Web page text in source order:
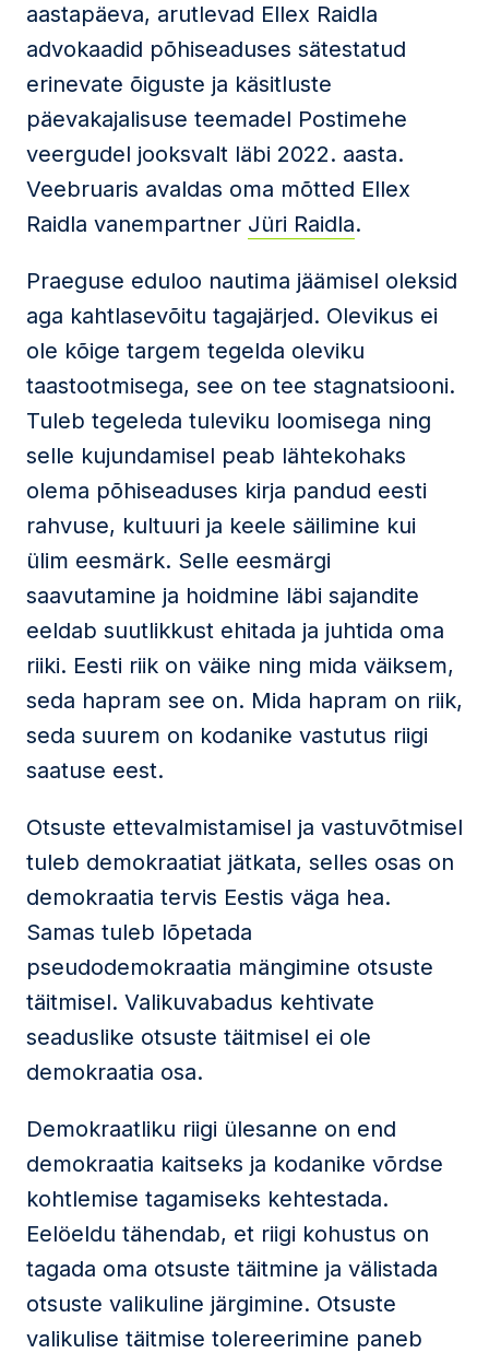
aastapäeva, arutlevad Ellex Raidla
advokaadid põhiseaduses sätestatud
erinevate õiguste ja käsitluste
päevakajalisuse teemadel Postimehe
veergudel jooksvalt läbi 2022. aasta.
Veebruaris avaldas oma mõtted Ellex
Raidla vanempartner Jüri Raidla.
Praeguse eduloo nautima jäämisel oleksid
aga kahtlasevõitu tagajärjed. Olevikus ei
ole kõige targem tegelda oleviku
taastootmisega, see on tee stagnatsiooni.
Tuleb tegeleda tuleviku loomisega ning
selle kujundamisel peab lähtekohaks
olema põhiseaduses kirja pandud eesti
rahvuse, kultuuri ja keele säilimine kui
ülim eesmärk. Selle eesmärgi
saavutamine ja hoidmine läbi sajandite
eeldab suutlikkust ehitada ja juhtida oma
riiki. Eesti riik on väike ning mida väiksem,
seda hapram see on. Mida hapram on riik,
seda suurem on kodanike vastutus riigi
saatuse eest.
Otsuste ettevalmistamisel ja vastuvõtmisel
tuleb demokraatiat jätkata, selles osas on
demokraatia tervis Eestis väga hea.
Samas tuleb lõpetada
pseudodemokraatia mängimine otsuste
täitmisel. Valikuvabadus kehtivate
seaduslike otsuste täitmisel ei ole
demokraatia osa.
Demokraatliku riigi ülesanne on end
demokraatia kaitseks ja kodanike võrdse
kohtlemise tagamiseks kehtestada.
Eelöeldu tähendab, et riigi kohustus on
tagada oma otsuste täitmine ja välistada
otsuste valikuline järgimine. Otsuste
valikulise täitmise tolereerimine paneb